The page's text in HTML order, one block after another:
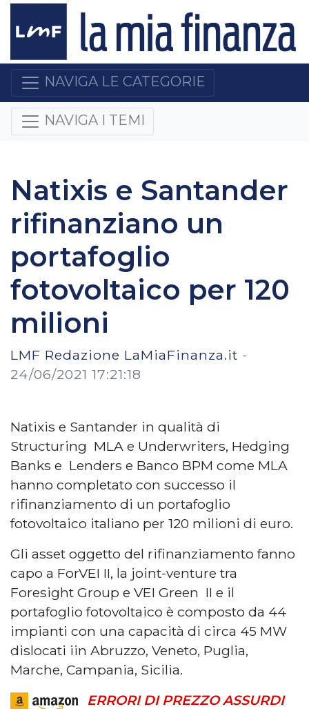
NAVIGA LE CATEGORIE
NAVIGA I TEMI
Natixis e Santander
rifinanziano un
portafoglio
fotovoltaico per 120
milioni
LMF Redazione LaMiaFinanza.it -
24/06/2021 17:21:18
Natixis e Santander in qualità di
Structuring MLA e Underwriters, Hedging
Banks e Lenders e Banco BPM come MLA
hanno completato con successo il
rifinanziamento di un portafoglio
fotovoltaico italiano per 120 milioni di euro.
Gli asset oggetto del rifinanziamento fanno
capo a ForVEI II, la joint-venture tra
Foresight Group e VEI Green II e il
portafoglio fotovoltaico è composto da 44
impianti con una capacità di circa 45 MW
dislocati iin Abruzzo, Veneto, Puglia,
Marche, Campania, Sicilia.
ERRORI DI PREZZO ASSURDI